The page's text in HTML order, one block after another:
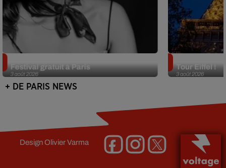
3 août 2026
Festival gratuit à Paris
3 août 2026
Tour Eiffel !
+ DE PARIS NEWS
DesignOlivier Varma